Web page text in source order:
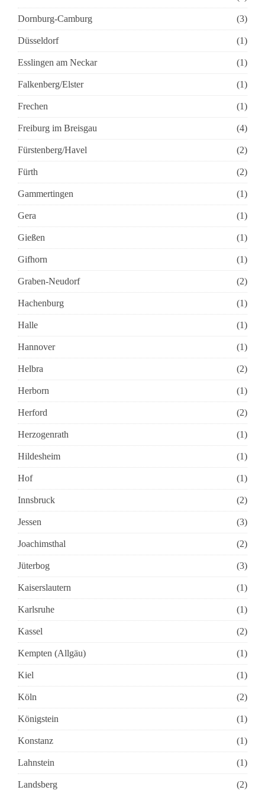
Dornburg-Camburg (3)
Düsseldorf (1)
Esslingen am Neckar (1)
Falkenberg/Elster (1)
Frechen (1)
Freiburg im Breisgau (4)
Fürstenberg/Havel (2)
Fürth (2)
Gammertingen (1)
Gera (1)
Gießen (1)
Gifhorn (1)
Graben-Neudorf (2)
Hachenburg (1)
Halle (1)
Hannover (1)
Helbra (2)
Herborn (1)
Herford (2)
Herzogenrath (1)
Hildesheim (1)
Hof (1)
Innsbruck (2)
Jessen (3)
Joachimsthal (2)
Jüterbog (3)
Kaiserslautern (1)
Karlsruhe (1)
Kassel (2)
Kempten (Allgäu) (1)
Kiel (1)
Köln (2)
Königstein (1)
Konstanz (1)
Lahnstein (1)
Landsberg (2)